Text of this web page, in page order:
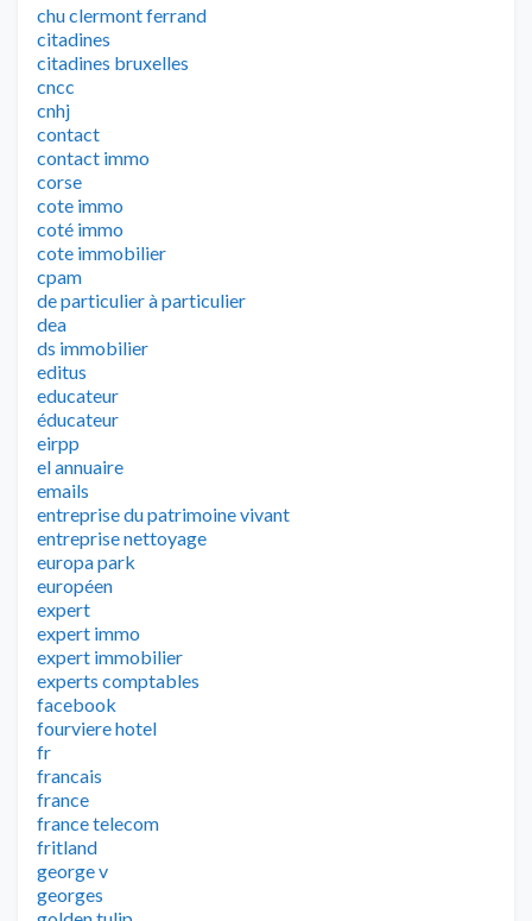
chu clermont ferrand
citadines
citadines bruxelles
cncc
cnhj
contact
contact immo
corse
cote immo
coté immo
cote immobilier
cpam
de particulier à particulier
dea
ds immobilier
editus
educateur
éducateur
eirpp
el annuaire
emails
entreprise du patrimoine vivant
entreprise nettoyage
europa park
européen
expert
expert immo
expert immobilier
experts comptables
facebook
fourviere hotel
fr
francais
france
france telecom
fritland
george v
georges